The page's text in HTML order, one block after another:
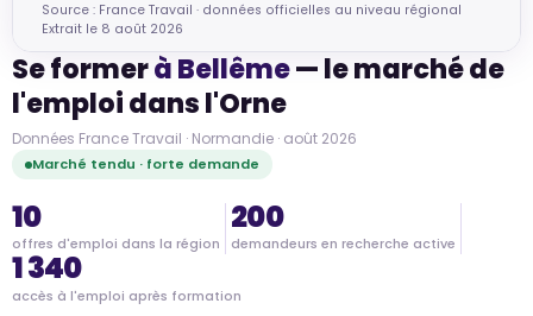
Source : France Travail · données officielles au niveau régional
Extrait le 8 août 2026
Se formerà Bellême— le marché de
l'emploi dans l'Orne
Données France Travail · Normandie · août 2026
Marché tendu · forte demande
10
offres d'emploi dans la région
200
demandeurs en recherche active
1 340
accès à l'emploi après formation